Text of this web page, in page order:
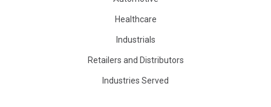
Healthcare
Industrials
Retailers and Distributors
Industries Served